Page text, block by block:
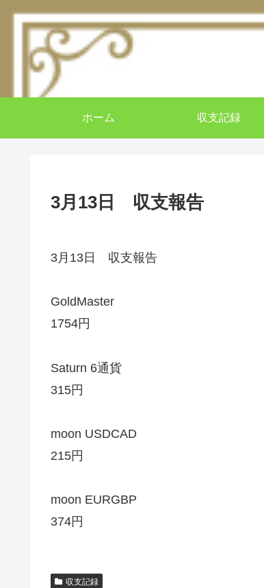
ホーム 収支記録
3月13日 収支報告
3月13日 収支報告
GoldMaster
1754円
Saturn 6通貨
315円
moon USDCAD
215円
moon EURGBP
374円
収支記録